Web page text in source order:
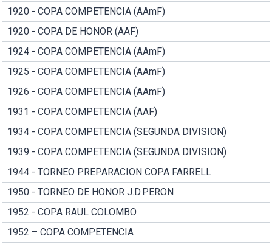
1920 - COPA COMPETENCIA (AAmF)
1920 - COPA DE HONOR (AAF)
1924 - COPA COMPETENCIA (AAmF)
1925 - COPA COMPETENCIA (AAmF)
1926 - COPA COMPETENCIA (AAmF)
1931 - COPA COMPETENCIA (AAF)
1934 - COPA COMPETENCIA (SEGUNDA DIVISION)
1939 - COPA COMPETENCIA (SEGUNDA DIVISION)
1944 - TORNEO PREPARACION COPA FARRELL
1950 - TORNEO DE HONOR J.D.PERON
1952 - COPA RAUL COLOMBO
1952 – COPA COMPETENCIA